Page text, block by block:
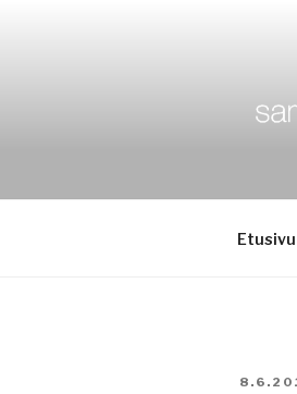
Etusivu